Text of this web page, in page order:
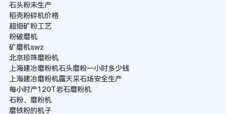
石头粉末生产
稻壳粉碎机价格
超细矿粉工艺
粉破磨机
矿磨机swz
北京珍珠磨粉机
上海建冶磨粉机石头磨粉一小时多少钱
上海建冶磨粉机露天采石场安全生产
每小时产120T岩石磨粉机
石粉、磨粉机
磨铁粉的机子